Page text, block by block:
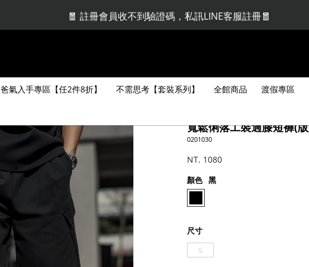
🧧 註冊會員收不到驗證碼，私訊LINE客服註冊🧧
爸氣入手專區【任2件8折】 不需思考【套裝系列】 全館商品 渡假專區
寬鬆俐落工裝過膝短褲(
0201030
NT. 1080
顏色 黑
尺寸
S